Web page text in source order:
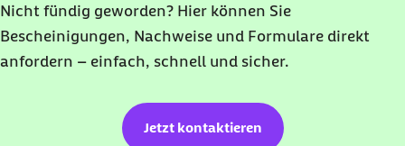
Nicht fündig geworden? Hier können Sie
Bescheinigungen, Nachweise und Formulare direkt
anfordern – einfach, schnell und sicher.
Jetzt kontaktieren